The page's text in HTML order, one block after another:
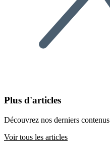
Plus d'articles
Découvrez nos derniers contenus
Voir tous les articles